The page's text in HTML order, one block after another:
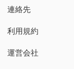
連絡先
利用規約
運営会社